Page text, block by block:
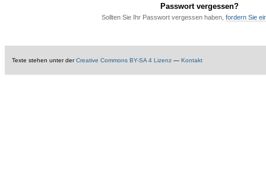
Passwort vergessen?
Sollten Sie Ihr Passwort vergessen haben, fordern Sie
Texte stehen unter derCreative Commons BY-SA 4 Lizenz— Kontakt